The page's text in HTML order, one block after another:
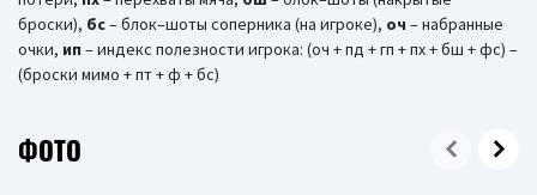
броски), бc– блок–шоты соперника (на игроке), оч – набранные
очки, ип – индекс полезности игрока: (оч + пд + гп + пх + бш + фс) –
(броски мимо + пт + ф + бс)
ФОТО